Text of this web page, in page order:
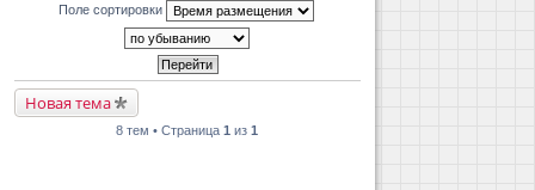
Поле сортировки
Новая тема
8 тем • Страница1 из1